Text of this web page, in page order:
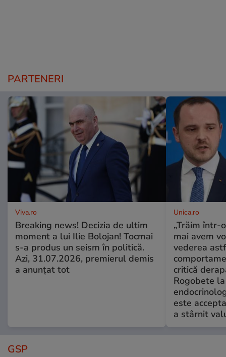
PARTENERI
Viva.ro
Breaking news! Decizia de ultim
moment a lui Ilie Bolojan! Tocmai
s-a produs un seism în politică.
Azi, 31.07.2026, premierul demis
a anunțat tot
Unica.ro
„Trăim într-
mai avem
vederea
critică
Rogobete
este
a stârnit
GSP